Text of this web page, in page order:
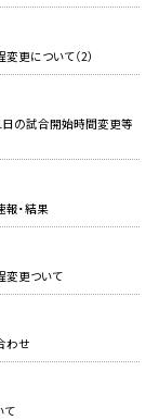
更について（2）
日の試合開始時間変更等
報・結果
変更ついて
わせ
て